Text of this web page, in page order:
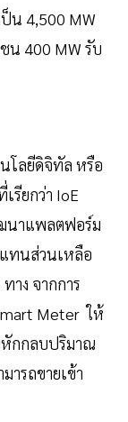
น 4,500 MW
น 400 MW รับ
โลยีดิจิทัล หรือ
รียกว่า IoE
นาแพลตฟอร์ม
ทนส่วนเหลือ
าง จากการ
Meter ให้
หักกลบปริมาณ
รถขายเข้า